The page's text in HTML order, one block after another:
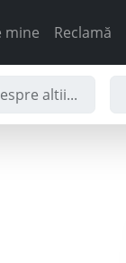
mine Reclamă
altii...